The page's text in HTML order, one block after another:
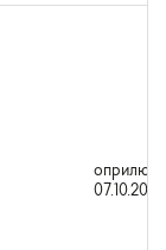
07.10.2020